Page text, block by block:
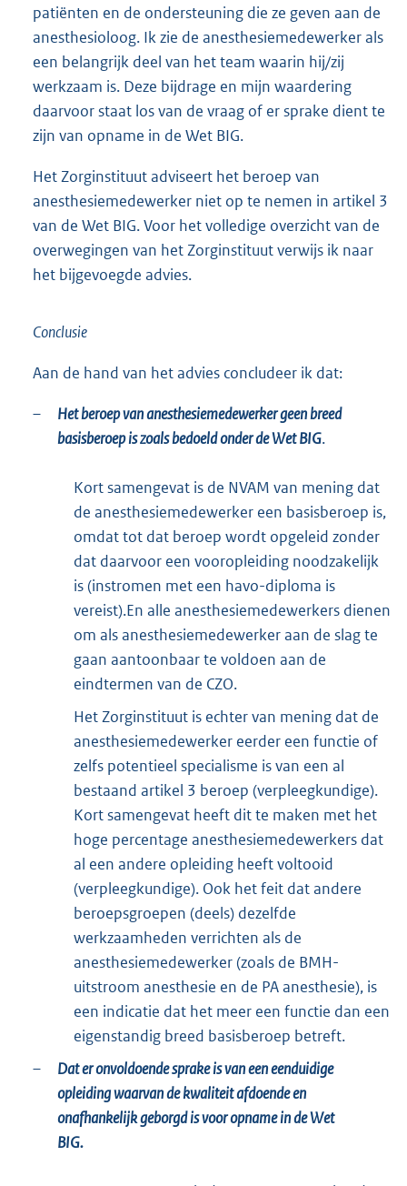
patiënten en de ondersteuning die ze geven aan de
anesthesioloog. Ik zie de anesthesiemedewerker als
een belangrijk deel van het team waarin hij/zij
werkzaam is. Deze bijdrage en mijn waardering
daarvoor staat los van de vraag of er sprake dient te
zijn van opname in de Wet BIG.
Het Zorginstituut adviseert het beroep van
anesthesiemedewerker niet op te nemen in artikel 3
van de Wet BIG. Voor het volledige overzicht van de
overwegingen van het Zorginstituut verwijs ik naar
het bijgevoegde advies.
Conclusie
Aan de hand van het advies concludeer ik dat:
–
Het beroep van anesthesiemedewerker geen breed
basisberoep is zoals bedoeld onder de Wet BIG.
Kort samengevat is de NVAM van mening dat
de anesthesiemedewerker een basisberoep is,
omdat tot dat beroep wordt opgeleid zonder
dat daarvoor een vooropleiding noodzakelijk
is (instromen met een havo-diploma is
vereist).En alle anesthesiemedewerkers dienen
om als anesthesiemedewerker aan de slag te
gaan aantoonbaar te voldoen aan de
eindtermen van de CZO.
Het Zorginstituut is echter van mening dat de
anesthesiemedewerker eerder een functie of
zelfs potentieel specialisme is van een al
bestaand artikel 3 beroep (verpleegkundige).
Kort samengevat heeft dit te maken met het
hoge percentage anesthesiemedewerkers dat
al een andere opleiding heeft voltooid
(verpleegkundige). Ook het feit dat andere
beroepsgroepen (deels) dezelfde
werkzaamheden verrichten als de
anesthesiemedewerker (zoals de BMH-
uitstroom anesthesie en de PA anesthesie), is
een indicatie dat het meer een functie dan een
eigenstandig breed basisberoep betreft.
–
Dat er onvoldoende sprake is van een eenduidige
opleiding waarvan de kwaliteit afdoende en
onafhankelijk geborgd is voor opname in de Wet
BIG.